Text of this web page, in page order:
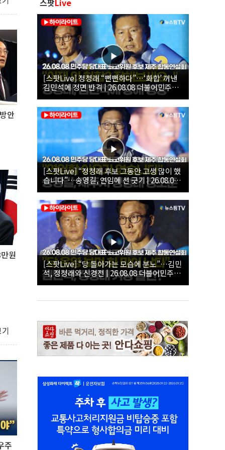
안
원
주
스팟Live
[스팟Live] 정청래 “뻔뻔하다”…‘화합’ 꺼낸
김민석에 정면 반격 | 26.08.08 더불어민주당
당대표·최고위원 후보 제주 합동연설회
[스팟Live] “정청래 후보 그동안 고생 많이 했
습니다”…송영길, 연임에 선 긋기 | 26.08.08
더불어민주당 당대표·최고위원 후보 제주 합
동연설회
[스팟Live] “당 돌아가는 모습에 분노”…김민
석, 정청래와 신경전 | 26.08.08 더불어민주당
당대표·최고위원 후보 제주 합동연설회